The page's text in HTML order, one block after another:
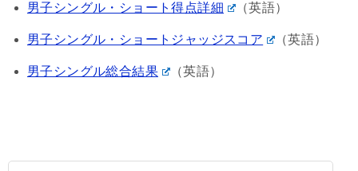
男子シングル・ショート得点詳細 （英語）
男子シングル・ショートジャッジスコア （英語）
男子シングル総合結果 （英語）